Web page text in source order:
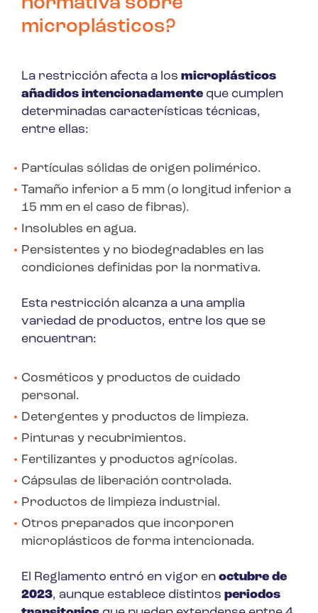
microplásticos?
La restricción afecta a los microplásticos
añadidos intencionadamente que cumplen
determinadas características técnicas,
entre ellas:
Partículas sólidas de origen polimérico.
Tamaño inferior a 5 mm (o longitud inferior a
15 mm en el caso de fibras).
Insolubles en agua.
Persistentes y no biodegradables en las
condiciones definidas por la normativa.
Esta restricción alcanza a una amplia
variedad de productos, entre los que se
encuentran:
Cosméticos y productos de cuidado
personal.
Detergentes y productos de limpieza.
Pinturas y recubrimientos.
Fertilizantes y productos agrícolas.
Cápsulas de liberación controlada.
Productos de limpieza industrial.
Otros preparados que incorporen
microplásticos de forma intencionada.
El Reglamento entró en vigor en octubre de
2023, aunque establece distintos periodos